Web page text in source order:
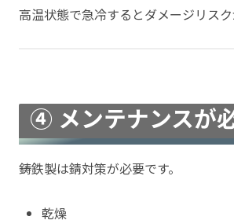
高温状態で急冷するとダメージリスク
④ メンテナンスが
鋳鉄製は錆対策が必要です。
乾燥